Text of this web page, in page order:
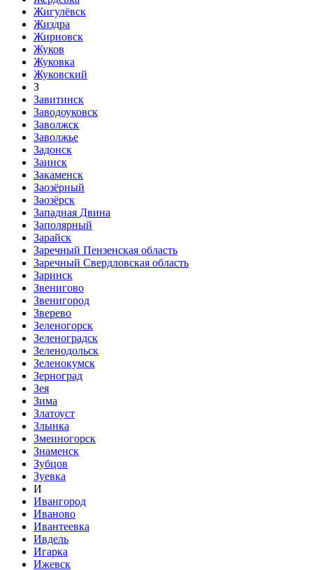
Жигулёвск
Жиздра
Жирновск
Жуков
Жуковка
Жуковский
З
Завитинск
Заводоуковск
Заволжск
Заволжье
Задонск
Заинск
Закаменск
Заозёрный
Заозёрск
Западная Двина
Заполярный
Зарайск
Заречный Пензенская область
Заречный Свердловская область
Заринск
Звенигово
Звенигород
Зверево
Зеленогорск
Зеленоградск
Зеленодольск
Зеленокумск
Зерноград
Зея
Зима
Златоуст
Злынка
Змеиногорск
Знаменск
Зубцов
Зуевка
И
Ивангород
Иваново
Ивантеевка
Ивдель
Игарка
Ижевск